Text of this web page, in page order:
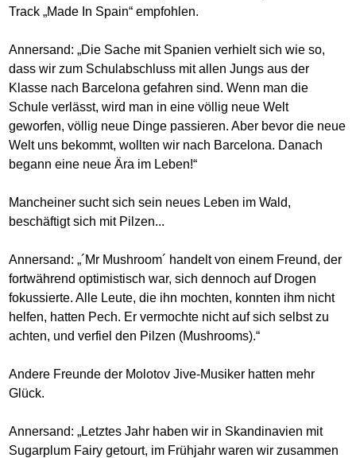
Track „Made In Spain“ empfohlen.
Annersand: „Die Sache mit Spanien verhielt sich wie so,
dass wir zum Schulabschluss mit allen Jungs aus der
Klasse nach Barcelona gefahren sind. Wenn man die
Schule verlässt, wird man in eine völlig neue Welt
geworfen, völlig neue Dinge passieren. Aber bevor die neue
Welt uns bekommt, wollten wir nach Barcelona. Danach
begann eine neue Ära im Leben!“
Mancheiner sucht sich sein neues Leben im Wald,
beschäftigt sich mit Pilzen...
Annersand: „´Mr Mushroom´ handelt von einem Freund, der
fortwährend optimistisch war, sich dennoch auf Drogen
fokussierte. Alle Leute, die ihn mochten, konnten ihm nicht
helfen, hatten Pech. Er vermochte nicht auf sich selbst zu
achten, und verfiel den Pilzen (Mushrooms).“
Andere Freunde der Molotov Jive-Musiker hatten mehr
Glück.
Annersand: „Letztes Jahr haben wir in Skandinavien mit
Sugarplum Fairy getourt, im Frühjahr waren wir zusammen